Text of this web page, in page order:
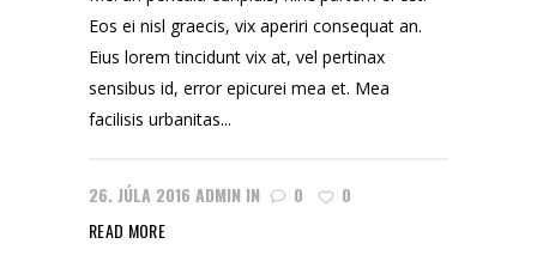
Eos ei nisl graecis, vix aperiri consequat an.
Eius lorem tincidunt vix at, vel pertinax
sensibus id, error epicurei mea et. Mea
facilisis urbanitas...
26. JÚLA 2016 ADMIN IN 0
0
READ MORE